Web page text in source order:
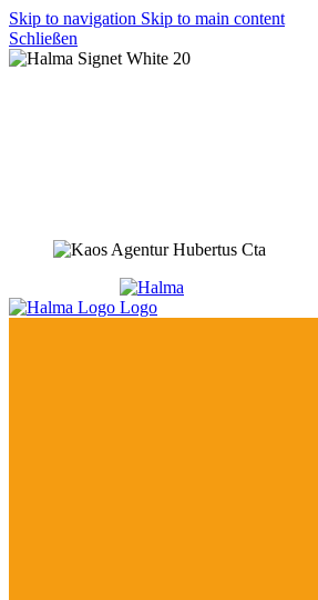
Skip to navigation Skip to main content
Schließen